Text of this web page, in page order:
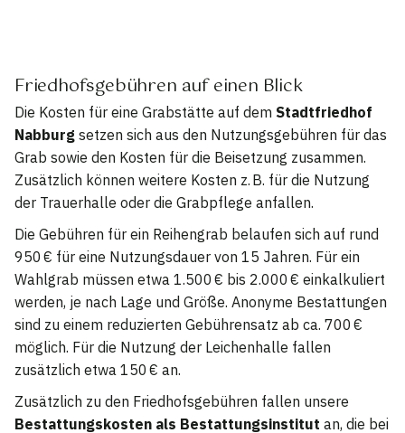
Friedhofsgebühren auf einen Blick
Die Kosten für eine Grabstätte auf dem Stadtfriedhof
Nabburg setzen sich aus den Nutzungsgebühren für das
Grab sowie den Kosten für die Beisetzung zusammen.
Zusätzlich können weitere Kosten z. B. für die Nutzung
der Trauerhalle oder die Grabpflege anfallen.
Die Gebühren für ein Reihengrab belaufen sich auf rund
950 € für eine Nutzungsdauer von 15 Jahren. Für ein
Wahlgrab müssen etwa 1.500 € bis 2.000 € einkalkuliert
werden, je nach Lage und Größe. Anonyme Bestattungen
sind zu einem reduzierten Gebührensatz ab ca. 700 €
möglich. Für die Nutzung der Leichenhalle fallen
zusätzlich etwa 150 € an.
Zusätzlich zu den Friedhofsgebühren fallen unsere
Bestattungskosten als Bestattungsinstitut an, die bei